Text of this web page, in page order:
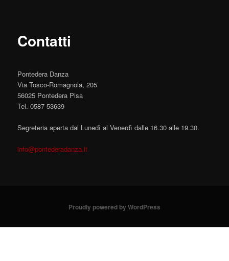
Contatti
Pontedera Danza
Via Tosco-Romagnola, 205
56025 Pontedera Pisa
Tel. 0587 53639
Segreteria aperta dal Lunedì al Venerdì dalle 16.30 alle 19.30.
info@pontederadanza.it
Proudly powered by WordPress